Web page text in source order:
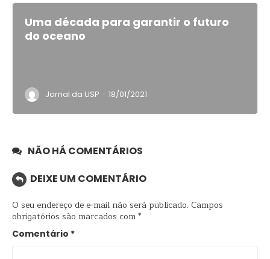
Uma década para garantir o futuro
do oceano
Jornal da USP · 18/01/2021
NÃO HÁ COMENTÁRIOS
DEIXE UM COMENTÁRIO
O seu endereço de e-mail não será publicado. Campos
obrigatórios são marcados com*
Comentário *